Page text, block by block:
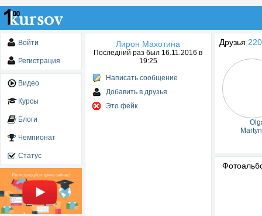
Войти
Регистрация
Видео
Курсы
Блоги
Чемпионат
Статус
Лирон Махотина
Последний раз был 16.11.2016 в
19:25
Написать сообщение
Добавить в друзья
Это фейк
Друзья 220